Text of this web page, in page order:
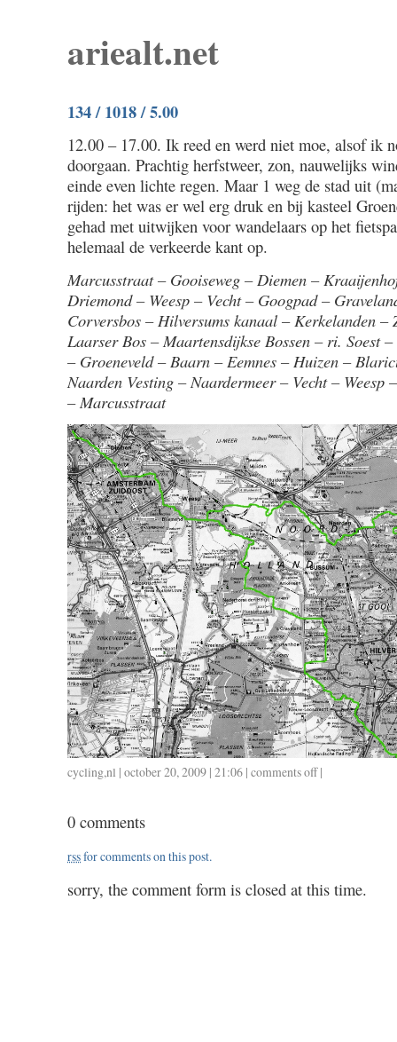
ariealt.net
134 / 1018 / 5.00
12.00 – 17.00. Ik reed en werd niet moe, alsof ik
doorgaan. Prachtig herfstweer, zon, nauwelijks
einde even lichte regen. Maar 1 weg de stad uit
rijden: het was er wel erg druk en bij kasteel
gehad met uitwijken voor wandelaars op het
helemaal de verkeerde kant op.
Marcusstraat – Gooiseweg – Diemen –
Driemond – Weesp – Vecht – Googpad –
Corversbos – Hilversums kanaal – Kerkelanden –
Laarser Bos – Maartensdijkse Bossen – ri. Soest
– Groeneveld – Baarn – Eemnes – Huizen –
Naarden Vesting – Naardermeer – Vecht – Weesp
– Marcusstraat
cycling,nl | october 20, 2009 | 21:06 | comments offon
|
0 comments
rssfor comments on this post.
sorry, the comment form is closed at this time.